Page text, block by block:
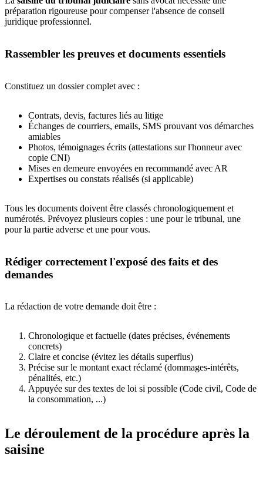
préparation rigoureuse pour compenser l'absence de conseil
juridique professionnel.
Rassembler les preuves et documents essentiels
Constituez un dossier complet avec :
Contrats, devis, factures liés au litige
Échanges de courriers, emails, SMS prouvant vos démarches
amiables
Photos, témoignages écrits (attestations sur l'honneur avec
copie CNI)
Mises en demeure envoyées en recommandé avec AR
Expertises ou constats réalisés (si applicable)
Tous les documents doivent être classés chronologiquement et
numérotés. Prévoyez plusieurs copies : une pour le tribunal, une
pour la partie adverse et une pour vous.
Rédiger correctement l'exposé des faits et des
demandes
La rédaction de votre demande doit être :
Chronologique et factuelle (dates précises, événements
concrets)
Claire et concise (évitez les détails superflus)
Précise sur le montant exact réclamé (dommages-intérêts,
pénalités, etc.)
Appuyée sur des textes de loi si possible (Code civil, Code de
la consommation, ...)
Le déroulement de la procédure après la
saisine